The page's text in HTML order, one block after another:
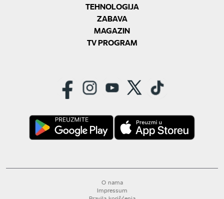
TEHNOLOGIJA
ZABAVA
MAGAZIN
TV PROGRAM
O nama
Impressum